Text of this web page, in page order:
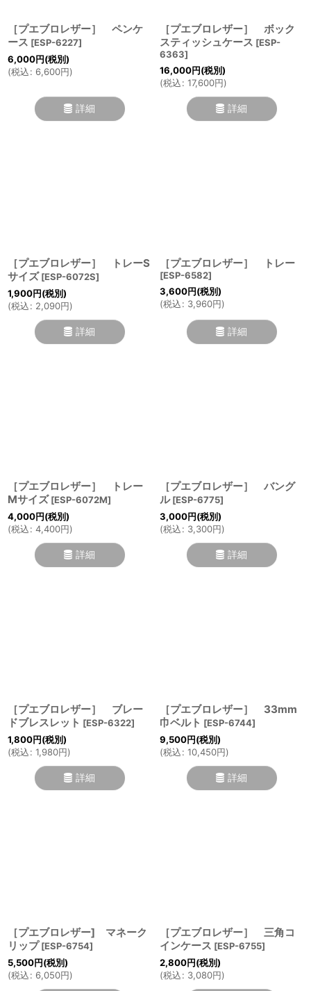
［プエブロレザー］ ペンケ
ース [ESP-6227]
6,000円(税別)
(税込: 6,600円)
詳細
［プエブロレザー］ ボック
スティッシュケース [ESP-
6363]
16,000円(税別)
(税込: 17,600円)
詳細
［プエブロレザー］ トレーS
サイズ [ESP-6072S]
1,900円(税別)
(税込: 2,090円)
詳細
［プエブロレザー］ トレー
[ESP-6582]
3,600円(税別)
(税込: 3,960円)
詳細
［プエブロレザー］ トレー
Mサイズ [ESP-6072M]
4,000円(税別)
(税込: 4,400円)
詳細
［プエブロレザー］ バング
ル [ESP-6775]
3,000円(税別)
(税込: 3,300円)
詳細
［プエブロレザー］ ブレー
ドブレスレット [ESP-6322]
1,800円(税別)
(税込: 1,980円)
詳細
［プエブロレザー］ 33mm
巾ベルト [ESP-6744]
9,500円(税別)
(税込: 10,450円)
詳細
［プエブロレザー] マネーク
リップ [ESP-6754]
5,500円(税別)
(税込: 6,050円)
［プエブロレザー］ 三角コ
インケース [ESP-6755]
2,800円(税別)
(税込: 3,080円)